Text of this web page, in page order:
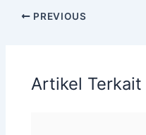
PREVIOUS
Artikel Terkait